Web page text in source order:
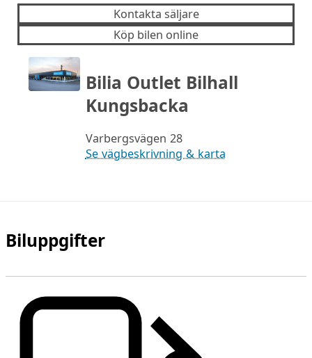
Kontakta säljare
Köp bilen online
Bilia Outlet Bilhall
Kungsbacka
Varbergsvägen 28
Se vägbeskrivning & karta
Biluppgifter